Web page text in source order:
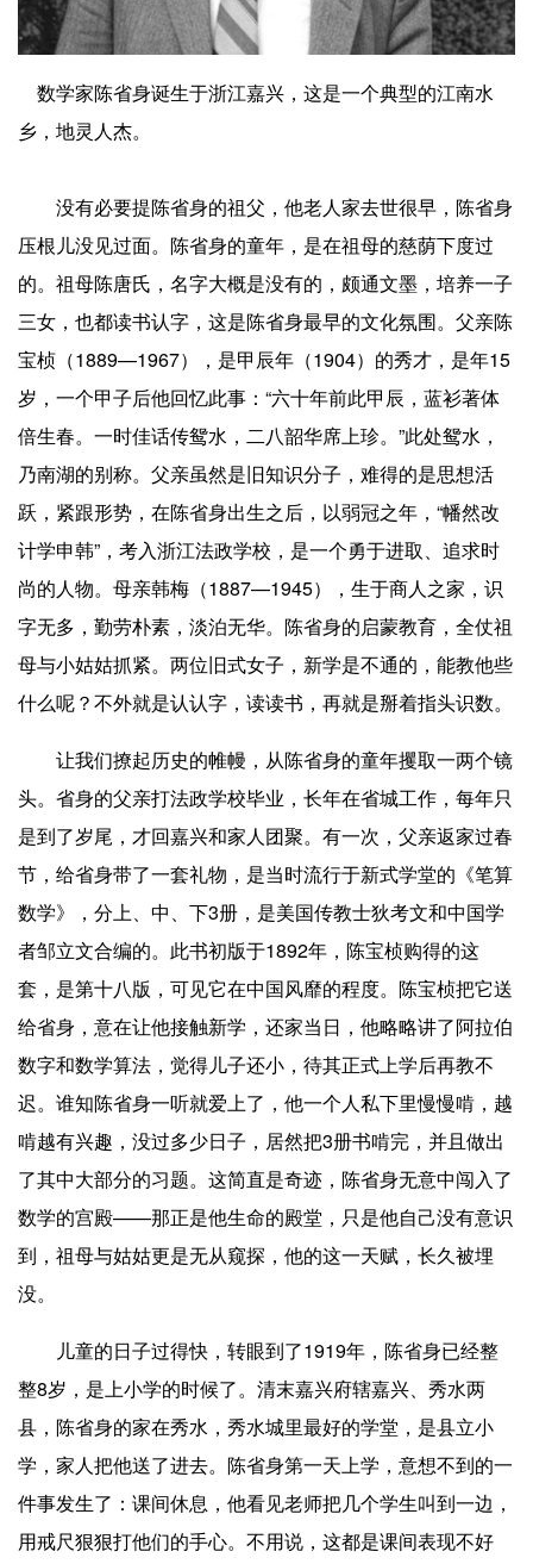
数学家陈省身诞生于浙江嘉兴，这是一个典型的江南水
乡，地灵人杰。
没有必要提陈省身的祖父，他老人家去世很早，陈省身
压根儿没见过面。陈省身的童年，是在祖母的慈荫下度过
的。祖母陈唐氏，名字大概是没有的，颇通文墨，培养一子
三女，也都读书认字，这是陈省身最早的文化氛围。父亲陈
宝桢（1889—1967），是甲辰年（1904）的秀才，是年15
岁，一个甲子后他回忆此事：“六十年前此甲辰，蓝衫著体
倍生春。一时佳话传鸳水，二八韶华席上珍。”此处鸳水，
乃南湖的别称。父亲虽然是旧知识分子，难得的是思想活
跃，紧跟形势，在陈省身出生之后，以弱冠之年，“幡然改
计学申韩”，考入浙江法政学校，是一个勇于进取、追求时
尚的人物。母亲韩梅（1887—1945），生于商人之家，识
字无多，勤劳朴素，淡泊无华。陈省身的启蒙教育，全仗祖
母与小姑姑抓紧。两位旧式女子，新学是不通的，能教他些
什么呢？不外就是认认字，读读书，再就是掰着指头识数。
让我们撩起历史的帷幔，从陈省身的童年攫取一两个镜
头。省身的父亲打法政学校毕业，长年在省城工作，每年只
是到了岁尾，才回嘉兴和家人团聚。有一次，父亲返家过春
节，给省身带了一套礼物，是当时流行于新式学堂的《笔算
数学》，分上、中、下3册，是美国传教士狄考文和中国学
者邹立文合编的。此书初版于1892年，陈宝桢购得的这
套，是第十八版，可见它在中国风靡的程度。陈宝桢把它送
给省身，意在让他接触新学，还家当日，他略略讲了阿拉伯
数字和数学算法，觉得儿子还小，待其正式上学后再教不
迟。谁知陈省身一听就爱上了，他一个人私下里慢慢啃，越
啃越有兴趣，没过多少日子，居然把3册书啃完，并且做出
了其中大部分的习题。这简直是奇迹，陈省身无意中闯入了
数学的宫殿——那正是他生命的殿堂，只是他自己没有意识
到，祖母与姑姑更是无从窥探，他的这一天赋，长久被埋
没。
儿童的日子过得快，转眼到了1919年，陈省身已经整
整8岁，是上小学的时候了。清末嘉兴府辖嘉兴、秀水两
县，陈省身的家在秀水，秀水城里最好的学堂，是县立小
学，家人把他送了进去。陈省身第一天上学，意想不到的一
件事发生了：课间休息，他看见老师把几个学生叫到一边，
用戒尺狠狠打他们的手心。不用说，这都是课间表现不好